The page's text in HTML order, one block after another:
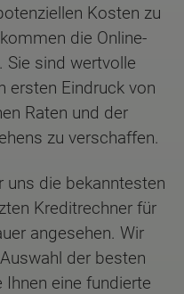
Kosten zu
die Online-
Sie sind wertvolle
ersten Eindruck von
Raten und der
zu verschaffen.
uns die bekanntesten
Kreditrechner für
angesehen. Wir
der besten
eine fundierte